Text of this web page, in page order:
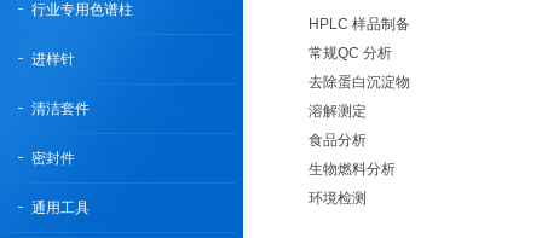
行业专用色谱柱
进样针
清洁套件
密封件
通用工具
HPLC 样品制备
常规QC 分析
去除蛋白沉淀物
溶解测定
食品分析
生物燃料分析
环境检测